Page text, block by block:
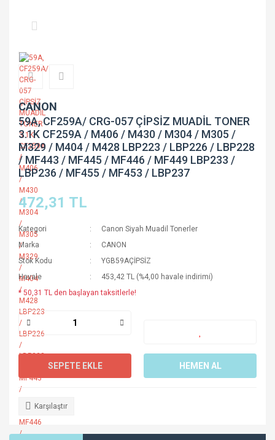
CANON
59A, CF259A/ CRG-057 ÇİPSİZ MUADİL TONER
3.1K CF259A / M406 / M430 / M304 / M305 /
M329 / M404 / M428 LBP223 / LBP226 / LBP228
/ MF443 / MF445 / MF446 / MF449 LBP233 /
LBP236 / MF455 / MF453 / LBP237
472,31 TL
Kategori
Canon Siyah Muadil Tonerler
Marka
CANON
Stok Kodu
YGB59AÇİPSİZ
Havale
453,42 TL (%4,00 havale indirimi)
* 50,31 TL den başlayan taksitlerle!
SEPETE EKLE HEMEN AL
Karşılaştır